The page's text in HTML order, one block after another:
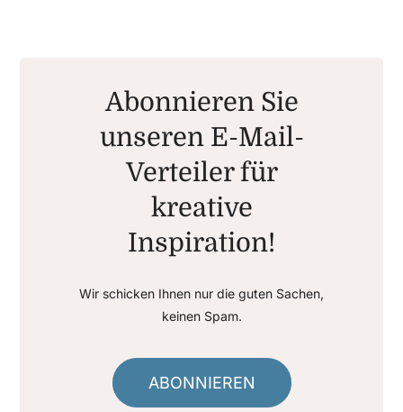
Abonnieren Sie
unseren E-Mail-
Verteiler für
kreative
Inspiration!
Wir schicken Ihnen nur die guten Sachen,
keinen Spam.
ABONNIEREN